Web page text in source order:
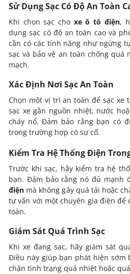
Sử Dụng Sạc Có Độ An Toàn
Khi chọn sạc cho xe ô tô điện,
dụng sạc có độ an toàn cao và
cần có các tính năng như ngừng
sạc và bảo vệ an toàn chống quá
mạch.
Xác Định Nơi Sạc An Toàn
Chọn một vị trí an toàn để sạc xe
sạc xe gần nguồn nhiệt, nước
cháy nổ. Đảm bảo rằng bạn có
trong trường hợp có sự cố.
Kiểm Tra Hệ Thống Điện
Trước khi sạc, hãy kiểm tra hệ
bạn. Đảm bảo rằng nó đủ mạnh
điện mà không gây quá tải hoặc
tư vấn với một chuyên gia điện để
toàn.
Giám Sát Quá Trình Sạc
Khi xe đang sạc, hãy giám sát
Điều này giúp bạn phát hiện sớm
chặn tình trạng quá nhiệt hoặc